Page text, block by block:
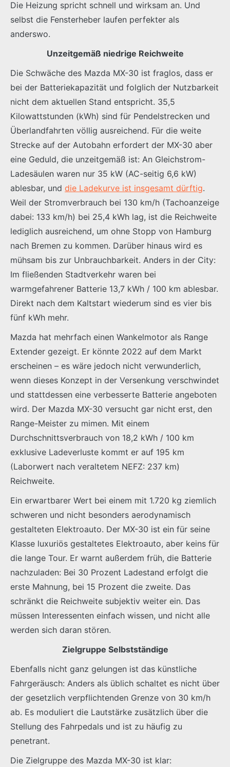
Die Heizung spricht schnell und wirksam an. Und
selbst die Fensterheber laufen perfekter als
anderswo.
Unzeitgemäß niedrige Reichweite
Die Schwäche des Mazda MX-30 ist fraglos, dass er
bei der Batteriekapazität und folglich der Nutzbarkeit
nicht dem aktuellen Stand entspricht. 35,5
Kilowattstunden (kWh) sind für Pendelstrecken und
Überlandfahrten völlig ausreichend. Für die weite
Strecke auf der Autobahn erfordert der MX-30 aber
eine Geduld, die unzeitgemäß ist: An Gleichstrom-
Ladesäulen waren nur 35 kW (AC-seitig 6,6 kW)
ablesbar, und die Ladekurve ist insgesamt dürftig.
Weil der Stromverbrauch bei 130 km/h (Tachoanzeige
dabei: 133 km/h) bei 25,4 kWh lag, ist die Reichweite
lediglich ausreichend, um ohne Stopp von Hamburg
nach Bremen zu kommen. Darüber hinaus wird es
mühsam bis zur Unbrauchbarkeit. Anders in der City:
Im fließenden Stadtverkehr waren bei
warmgefahrener Batterie 13,7 kWh / 100 km ablesbar.
Direkt nach dem Kaltstart wiederum sind es vier bis
fünf kWh mehr.
Mazda hat mehrfach einen Wankelmotor als Range
Extender gezeigt. Er könnte 2022 auf dem Markt
erscheinen – es wäre jedoch nicht verwunderlich,
wenn dieses Konzept in der Versenkung verschwindet
und stattdessen eine verbesserte Batterie angeboten
wird. Der Mazda MX-30 versucht gar nicht erst, den
Range-Meister zu mimen. Mit einem
Durchschnittsverbrauch von 18,2 kWh / 100 km
exklusive Ladeverluste kommt er auf 195 km
(Laborwert nach veraltetem NEFZ: 237 km)
Reichweite.
Ein erwartbarer Wert bei einem mit 1.720 kg ziemlich
schweren und nicht besonders aerodynamisch
gestalteten Elektroauto. Der MX-30 ist ein für seine
Klasse luxuriös gestaltetes Elektroauto, aber keins für
die lange Tour. Er warnt außerdem früh, die Batterie
nachzuladen: Bei 30 Prozent Ladestand erfolgt die
erste Mahnung, bei 15 Prozent die zweite. Das
schränkt die Reichweite subjektiv weiter ein. Das
müssen Interessenten einfach wissen, und nicht alle
werden sich daran stören.
Zielgruppe Selbstständige
Ebenfalls nicht ganz gelungen ist das künstliche
Fahrgeräusch: Anders als üblich schaltet es nicht über
der gesetzlich verpflichtenden Grenze von 30 km/h
ab. Es moduliert die Lautstärke zusätzlich über die
Stellung des Fahrpedals und ist zu häufig zu
penetrant.
Die Zielgruppe des Mazda MX-30 ist klar: